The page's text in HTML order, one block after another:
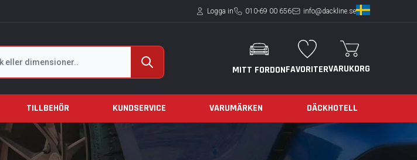
Logga in 010-69 00 656 info@dackline.se
MITT FORDONFAVORITERVARUKORG
TILLBEHÖR KUNDSERVICE VARUMÄRKEN DÄCKHOTELL